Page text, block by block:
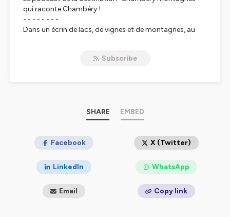
qui raconte Chambéry !
- - - - - - - -
Dans un écrin de lacs, de vignes et de montagnes, au
Prémices d’une douce découverte de Chambéry.
ouvrirons le livre d’histoire de la Maison de Savoie,
écouterons les murmures du cœur de ville…. Nous
confidences... Chambéry comme une évidence...
Hébergé par Ausha. Visitez
ausha.co/politique-de-
confidentialitepour plus d'informations.
Subscribe
SHARE EMBED
Facebook X (Twitter)
LinkedIn WhatsApp
Email Copy link